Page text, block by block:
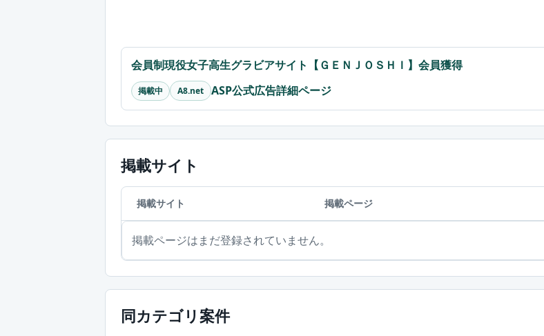
会員制現役女子高生グラビアサイト【ＧＥＮＪＯＳＨＩ】会員獲得
掲載中 A8.net ASP公式広告詳細ページ
掲載サイト
掲載サイト 掲載ページ
掲載ページはまだ登録されていません。
同カテゴリ案件